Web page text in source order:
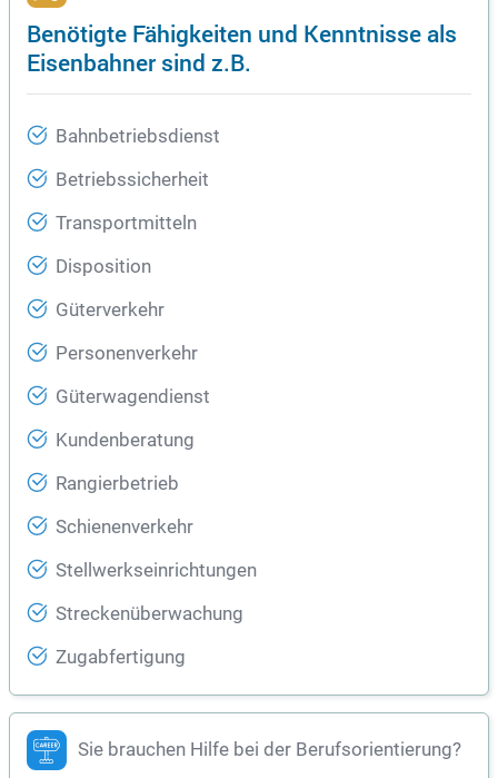
Benötigte Fähigkeiten und Kenntnisse als
Eisenbahner sind z.B.
Bahnbetriebsdienst
Betriebssicherheit
Transportmitteln
Disposition
Güterverkehr
Personenverkehr
Güterwagendienst
Kundenberatung
Rangierbetrieb
Schienenverkehr
Stellwerkseinrichtungen
Streckenüberwachung
Zugabfertigung
Sie brauchen Hilfe bei der Berufsorientierung?